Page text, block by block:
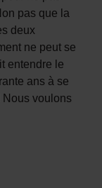
pas que la
deux
ne peut se
entendre le
ans à se
Nous voulons